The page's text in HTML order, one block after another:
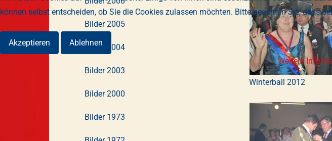
Bilder 2005
Bilder 2004
Bilder 2003
Bilder 2000
Bilder 1973
Winterball 2012
können selbst entscheiden, ob Sie die Cookies zulassen möchten. Bitte beachten Sie, dass
Akzeptieren
Ablehnen
Weitere